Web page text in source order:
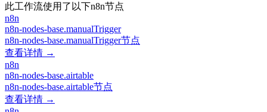
此工作流使用了以下n8n节点
n8n
n8n-nodes-base.manualTrigger
n8n-nodes-base.manualTrigger节点
查看详情 →
n8n
n8n-nodes-base.airtable
n8n-nodes-base.airtable节点
查看详情 →